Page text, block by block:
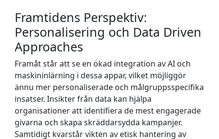
Framtidens Perspektiv:
Personalisering och Data Driven
Approaches
Framåt står att se en ökad integration av AI och
maskininlärning i dessa appar, vilket möjliggör
ännu mer personaliserade och målgruppsspecifika
insatser. Insikter från data kan hjälpa
organisationer att identifiera de mest engagerade
givarna och skapa skräddarsydda kampanjer.
Samtidigt kvarstår vikten av etisk hantering av